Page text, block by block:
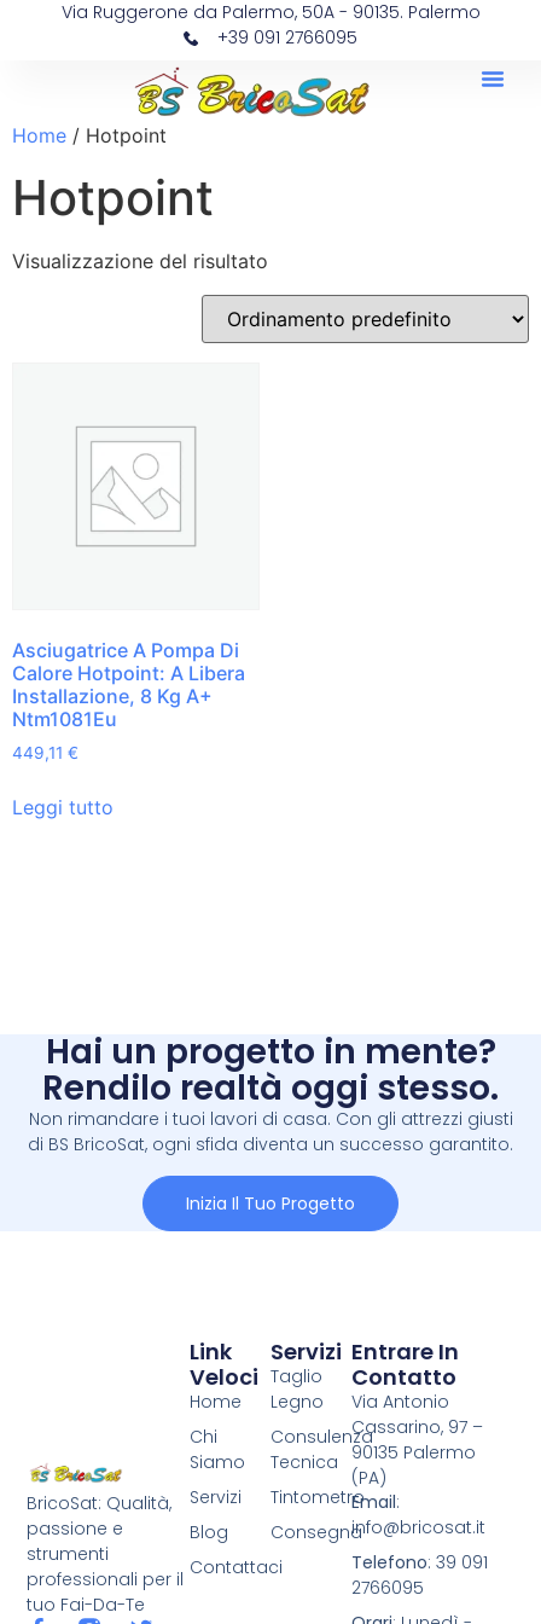
Via Ruggerone da Palermo, 50A - 90135. Palermo
+39 091 2766095
Home / Hotpoint
Hotpoint
Visualizzazione del risultato
Asciugatrice A Pompa Di
Calore Hotpoint: A Libera
Installazione, 8 Kg A+
Ntm1081Eu
449,11 €
Leggi tutto
Hai un progetto in mente?
Rendilo realtà oggi stesso.
Non rimandare i tuoi lavori di casa. Con gli attrezzi giusti
di BS BricoSat, ogni sfida diventa un successo garantito.
Inizia Il Tuo Progetto
BricoSat: Qualità,
passione e
strumenti
professionali per il
tuo Fai-Da-Te
Servizi
Taglio
Legno
Consulenza
Tecnica
Tintometro
Consegna
Link
Veloci
Home
Chi
Siamo
Servizi
Blog
Contattaci
Entrare In
Contatto
Via Antonio
Cassarino, 97 –
90135 Palermo
(PA)
Email:
info@bricosat.it
Telefono: 39 091
2766095